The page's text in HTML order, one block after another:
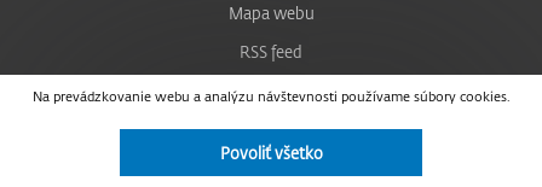
Na prevádzkovanie webu a analýzu návštevnosti používame súbory cookies.
Povoliť všetko
Mapa webu
RSS feed
Nastavenie cookies
Facebook